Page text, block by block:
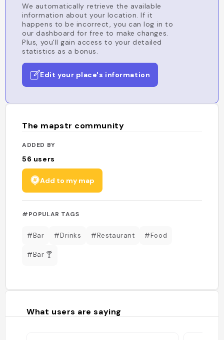
We automatically retrieve the available
information about your location. If it
happens to be incorrect, you can log in to
our dashboard for free to make changes.
Plus, you'll gain access to your detailed
statistics as a bonus.
Edit your place's information
The mapstr community
ADDED BY
56 users
Add to my map
#POPULAR TAGS
#Bar #Drinks #Restaurant #Food
#Bar 🍸
What users are saying